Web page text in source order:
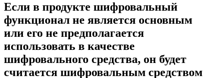
Если в продукте шифровальный
функционал не является основным
или его не предполагается
использовать в качестве
шифровального средства, он будет
считается шифровальным средством